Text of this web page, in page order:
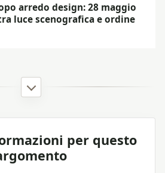
arredo design: 28 maggio
luce scenografica e ordine
per questo